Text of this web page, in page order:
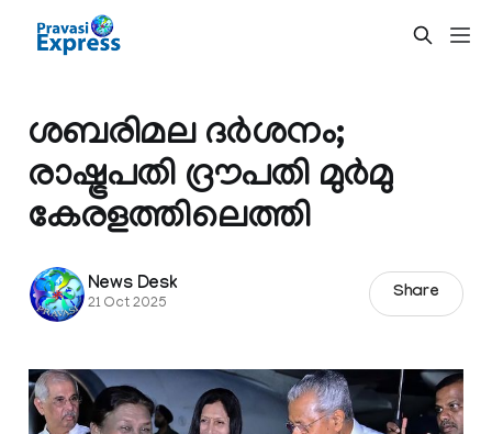
ശബരിമല ദർശനം;
രാഷ്ട്രപതി ദ്രൗപതി മുർമു
കേരളത്തിലെത്തി
News Desk
21 Oct 2025
Share